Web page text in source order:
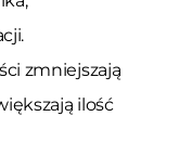
zmniejszają
ilość